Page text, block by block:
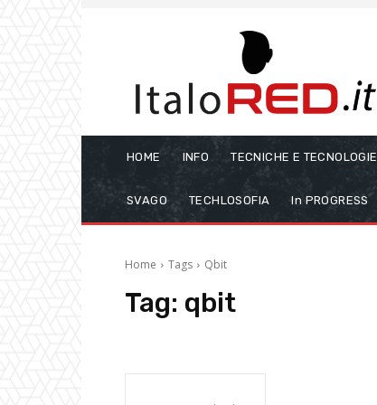
HOME INFO TECNICHE E TECNOLOGIE
SVAGO TECHLOSOFIA In PROGRESS
Home Tags Qbit
Tag: qbit